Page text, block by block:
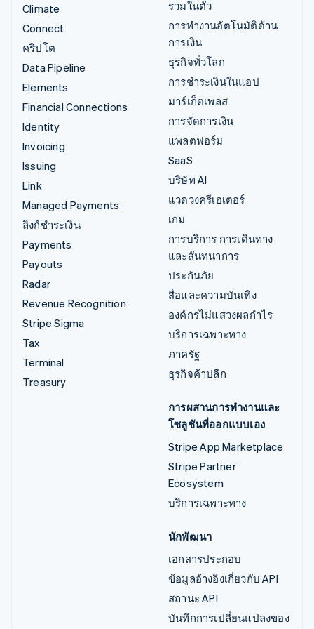
Climate
Connect
คริปโต
Data Pipeline
Elements
Financial Connections
Identity
Invoicing
Issuing
Link
Managed Payments
ลิงก์ชำระเงิน
Payments
Payouts
Radar
Revenue Recognition
Stripe Sigma
Tax
Terminal
Treasury
รวมในตัว
การทำงานอัตโนมัติด้าน
การเงิน
ธุรกิจทั่วโลก
การชำระเงินในแอป
มาร์เก็ตเพลส
การจัดการเงิน
แพลตฟอร์ม
SaaS
บริษัท AI
แวดวงครีเอเตอร์
เกม
การบริการ การเดินทาง
และสันทนาการ
ประกันภัย
สื่อและความบันเทิง
องค์กรไม่แสวงผลกำไร
บริการเฉพาะทาง
ภาครัฐ
ธุรกิจค้าปลีก
การผสานการทำงานและ
โซลูชันที่ออกแบบเอง
Stripe App Marketplace
Stripe Partner
Ecosystem
บริการเฉพาะทาง
นักพัฒนา
เอกสารประกอบ
ข้อมูลอ้างอิงเกี่ยวกับ API
สถานะ API
บันทึกการเปลี่ยนแปลงของ